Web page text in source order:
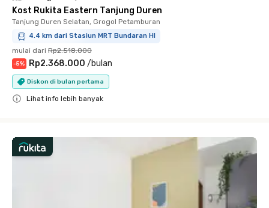
Kost Rukita Eastern Tanjung Duren
Tanjung Duren Selatan, Grogol Petamburan
4.4 km dari Stasiun MRT Bundaran HI
mulai dari Rp2.518.000
-5% Rp2.368.000 /bulan
Diskon di bulan pertama
Lihat info lebih banyak